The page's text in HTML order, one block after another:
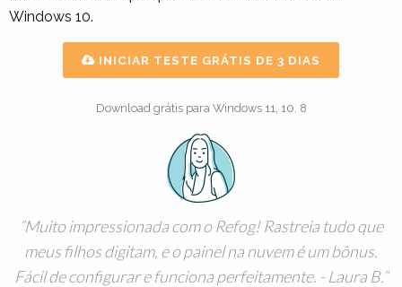
Windows 10.
INICIAR TESTE GRÁTIS DE 3 DIAS
Download grátis para Windows 11, 10, 8
Muito impressionada com o Refog! Rastreia tudo que
meus filhos digitam, e o painel na nuvem é um bônus.
Fácil de configurar e funciona perfeitamente. - Laura B.